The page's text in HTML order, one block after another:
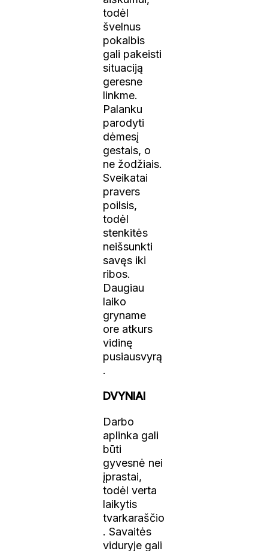
todėl
švelnus
pokalbis
gali pakeisti
situaciją
geresne
linkme.
Palanku
parodyti
dėmesį
gestais, o
ne žodžiais.
Sveikatai
pravers
poilsis,
todėl
stenkitės
neišsunkti
savęs iki
ribos.
Daugiau
laiko
gryname
ore atkurs
vidinę
pusiausvyrą
.
DVYNIAI
Darbo
aplinka gali
būti
gyvesnė nei
įprastai,
todėl verta
laikytis
tvarkaraščio
. Savaitės
viduryje gali